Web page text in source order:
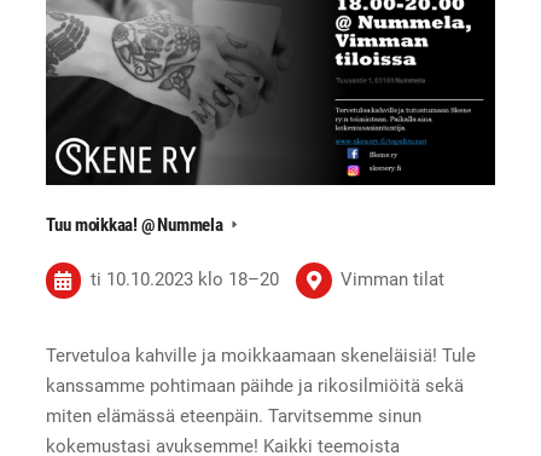
Tuu moikkaa! @ Nummela
ti 10.10.2023 klo 18–20 Vimman tilat
Tervetuloa kahville ja moikkaamaan skeneläisiä! Tule
kanssamme pohtimaan päihde ja rikosilmiöitä sekä
miten elämässä eteenpäin. Tarvitsemme sinun
kokemustasi avuksemme! Kaikki teemoista